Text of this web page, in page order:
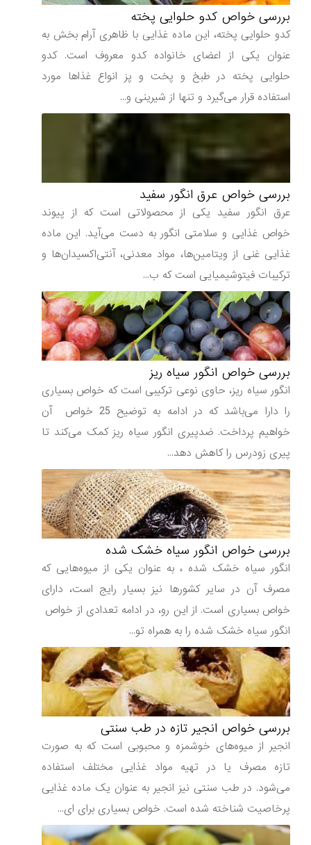
بررسی خواص کدو حلوایی پخته
کدو حلوایی پخته، این ماده غذایی با ظاهری آرام بخش به
عنوان یکی از اعضای خانواده کدو معروف است. کدو
حلوایی پخته در طبخ و پخت و پز انواع غذاها مورد
استفاده قرار می‌گیرد و تنها از شیرینی و...
بررسی خواص عرق انگور سفید
عرق انگور سفید یکی از محصولاتی است که از پیوند
خواص غذایی و سلامتی انگور به دست می‌آید. این ماده
غذایی غنی از ویتامین‌ها، مواد معدنی، آنتی‌اکسیدان‌ها و
ترکیبات فیتوشیمیایی است که ب...
بررسی خواص انگور سیاه ریز
انگور سیاه ریز، حاوی نوعی ترکیبی است که خواص بسیاری
را دارا می‌باشد که در ادامه به توضیح 25 خواص آن
خواهیم پرداخت. ضدپیری انگور سیاه ریز کمک می‌کند تا
پیری زودرس را کاهش دهد...
بررسی خواص انگور سیاه خشک شده
انگور سیاه خشک شده ، به عنوان یکی از میوه‌هایی که
مصرف آن در سایر کشورها نیز بسیار رایج است، دارای
خواص بسیاری است. از این رو، در ادامه تعدادی از خواص
انگور سیاه خشک شده را به همراه تو...
بررسی خواص انجیر تازه در طب سنتی
انجیر از میوه‌های خوشمزه و محبوبی است که به صورت
تازه مصرف یا در تهیه مواد غذایی مختلف استفاده
می‌شود. در طب سنتی نیز انجیر به عنوان یک ماده غذایی
پرخاصیت شناخته شده است. خواص بسیاری برای ای...